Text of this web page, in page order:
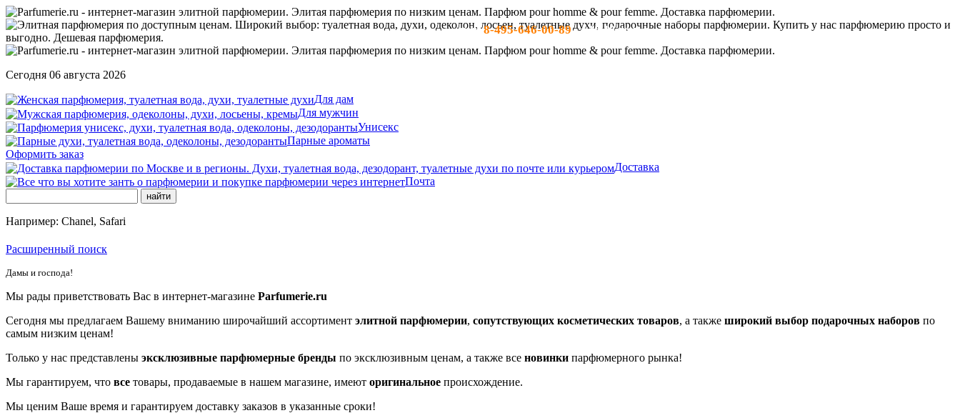
тел:8-495-646-00-89- c 10-19 по м.в.
Сегодня 06 августа 2026
Для дам
Для мужчин
Унисекс
Парные ароматы
Оформить заказ
Доставка
Почта
Например: Chanel, Safari
Расширенный поиск
Дамы и господа!
Мы рады приветствовать Вас в интернет-магазине Parfumerie.ru
Сегодня мы предлагаем Вашему вниманию широчайший ассортимент элитной парфюмерии, сопутствующих косметических товаров, а также широкий выбор подарочных наборов по
самым низким ценам!
Только у нас представлены эксклюзивные парфюмерные бренды по эксклюзивным ценам, а также все новинки парфюмерного рынка!
Мы гарантируем, что все товары, продаваемые в нашем магазине, имеют оригинальное происхождение.
Мы ценим Ваше время и гарантируем доставку заказов в указанные сроки!